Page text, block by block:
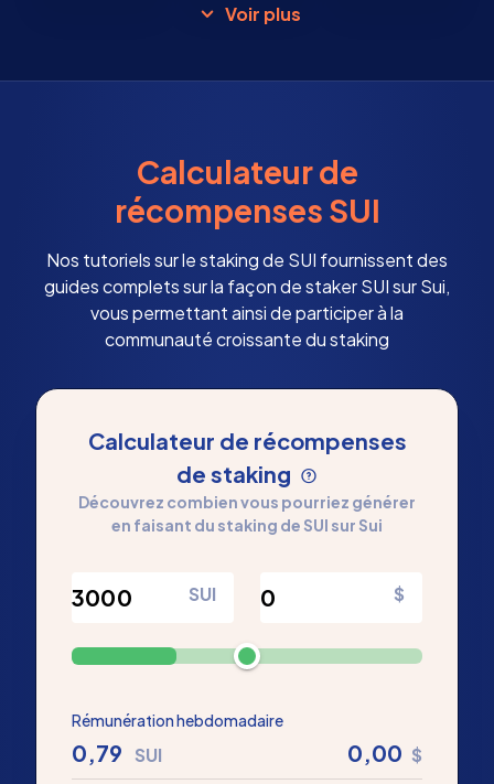
Voir plus
Calculateur de
récompenses SUI
Nos tutoriels sur le staking de SUI fournissent des
guides complets sur la façon de staker SUI sur Sui,
vous permettant ainsi de participer à la
communauté croissante du staking
Calculateur de récompenses
de staking
Découvrez combien vous pourriez générer
en faisant du staking de SUI sur Sui
SUI $
Rémunération hebdomadaire
0,79 SUI 0,00 $